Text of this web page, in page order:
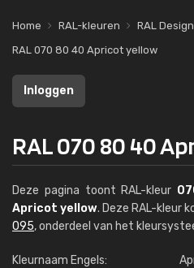
Home RAL-kleuren RAL Design
RAL 070 80 40 Apricot yellow
Inloggen
RAL 070 80 40
Deze pagina toont RAL-kleur
Apricot yellow. Deze RAL-kleur
095, onderdeel van het
Kleurnaam Engels: